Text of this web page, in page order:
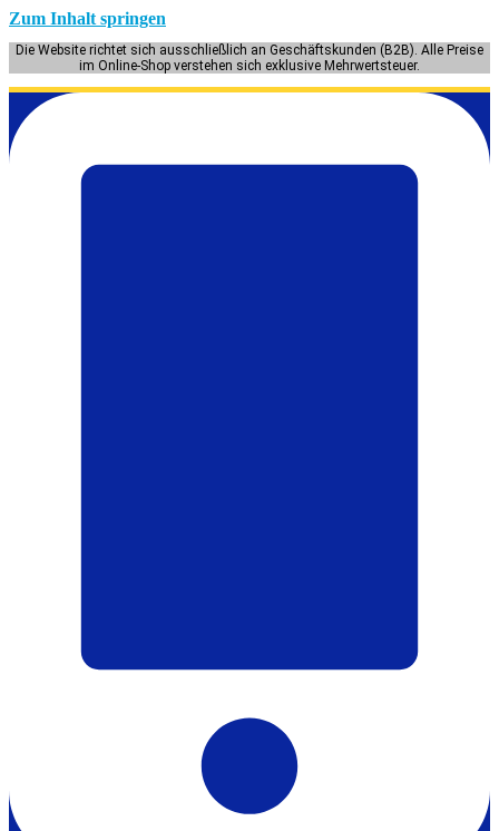
Zum Inhalt springen
Die Website richtet sich ausschließlich an Geschäftskunden (B2B). Alle Preise
im Online-Shop verstehen sich exklusive Mehrwertsteuer.